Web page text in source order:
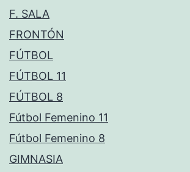
F. SALA
FRONTÓN
FÚTBOL
FÚTBOL 11
FÚTBOL 8
Fútbol Femenino 11
Fútbol Femenino 8
GIMNASIA